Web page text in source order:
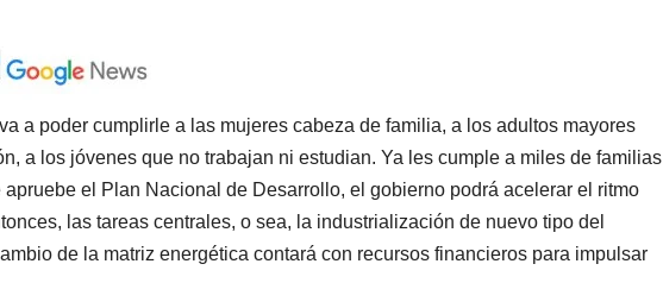
a poder cumplirle a las mujeres cabeza de familia, a los adultos mayores
a los jóvenes que no trabajan ni estudian. Ya les cumple a miles de familias
el Plan Nacional de Desarrollo, el gobierno podrá acelerar el ritmo
las tareas centrales, o sea, la industrialización de nuevo tipo del
de la matriz energética contará con recursos financieros para impulsar